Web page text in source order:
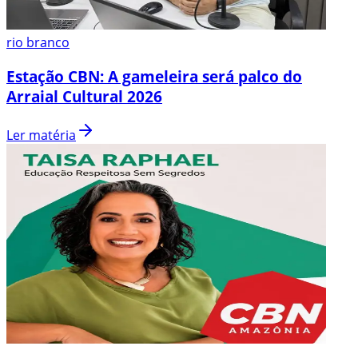
rio branco
Estação CBN: A gameleira será palco do
Arraial Cultural 2026
Ler matéria